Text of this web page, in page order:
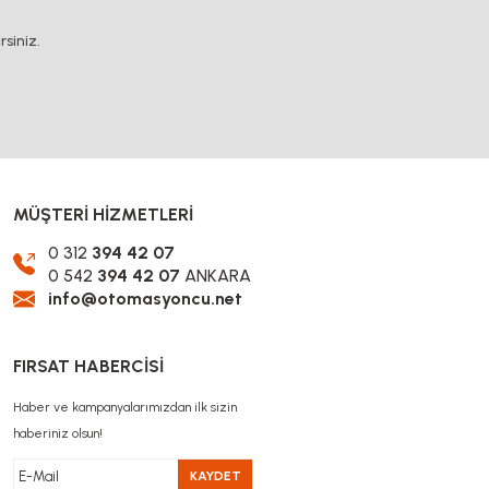
MÜŞTERİ HİZMETLERİ
0 312 394 42 07
0 542 394 42 07 ANKARA
info@otomasyoncu.net
FIRSAT HABERCİSİ
Haber ve kampanyalarımızdan ilk sizin
haberiniz olsun!
KAYDET